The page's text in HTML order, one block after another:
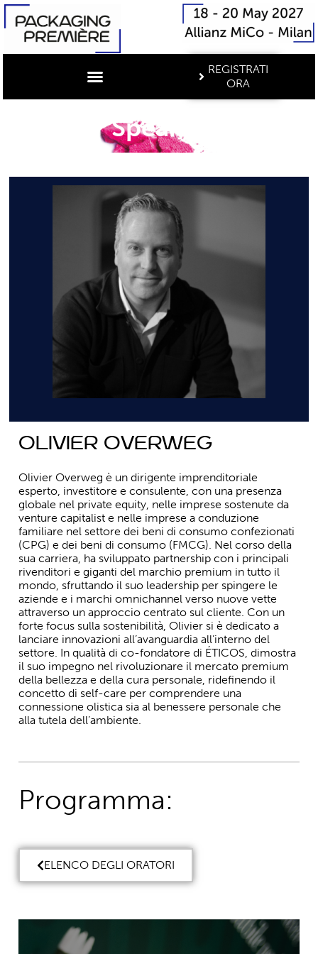
REGISTRATI
ORA
Speaker
Olivier Overweg
Olivier Overweg è un dirigente imprenditoriale
esperto, investitore e consulente, con una presenza
globale nel private equity, nelle imprese sostenute da
venture capitalist e nelle imprese a conduzione
familiare nel settore dei beni di consumo confezionati
(CPG) e dei beni di consumo (FMCG). Nel corso della
sua carriera, ha sviluppato partnership con i principali
rivenditori e giganti del marchio premium in tutto il
mondo, sfruttando il suo leadership per spingere le
aziende e i marchi omnichannel verso nuove vette
attraverso un approccio centrato sul cliente. Con un
forte focus sulla sostenibilità, Olivier si è dedicato a
lanciare innovazioni all’avanguardia all’interno del
settore. In qualità di co-fondatore di ÉTICOS, dimostra
il suo impegno nel rivoluzionare il mercato premium
della bellezza e della cura personale, ridefinendo il
concetto di self-care per comprendere una
connessione olistica sia al benessere personale che
alla tutela dell’ambiente.
Programma:
ELENCO DEGLI ORATORI